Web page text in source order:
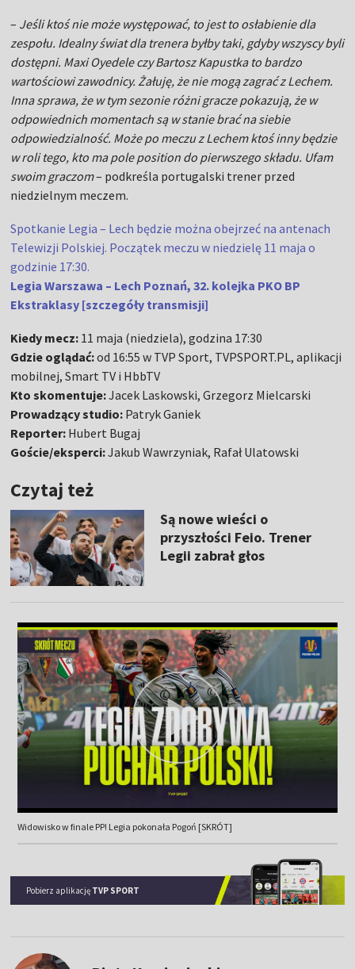
– Jeśli ktoś nie może występować, to jest to osłabienie dla
zespołu. Idealny świat dla trenera byłby taki, gdyby wszyscy byli
dostępni. Maxi Oyedele czy Bartosz Kapustka to bardzo
wartościowi zawodnicy. Żałuję, że nie mogą zagrać z Lechem.
Inna sprawa, że w tym sezonie różni gracze pokazują, że w
odpowiednich momentach są w stanie brać na siebie
odpowiedzialność. Może po meczu z Lechem ktoś inny będzie
w roli tego, kto ma pole position do pierwszego składu. Ufam
swoim graczom– podkreśla portugalski trener przed
niedzielnym meczem.
Spotkanie Legia – Lech będzie można obejrzeć na antenach
Telewizji Polskiej. Początek meczu w niedzielę 11 maja o
godzinie 17:30.
Legia Warszawa – Lech Poznań, 32. kolejka PKO BP
Ekstraklasy [szczegóły transmisji]
Kiedy mecz: 11 maja (niedziela), godzina 17:30
Gdzie oglądać:od 16:55 w TVP Sport, TVPSPORT.PL, aplikacji
mobilnej, Smart TV i HbbTV
Kto skomentuje:Jacek Laskowski, Grzegorz Mielcarski
Prowadzący studio: Patryk Ganiek
Reporter: Hubert Bugaj
Goście/eksperci:Jakub Wawrzyniak, Rafał Ulatowski
Czytaj też
Są nowe wieści o
przyszłości Feio. Trener
Legii zabrał głos
Widowisko w finale PP! Legia pokonała Pogoń [SKRÓT]
Pobierz aplikację TVP SPORT